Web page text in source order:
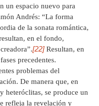
un espacio nuevo para
Andrés: “La forma
de la sonata romántica,
en el fondo,
[22]Resultan, en
precedentes.
problemas del
De manera que, en
heteróclitas, se produce un
refleja la revelación y